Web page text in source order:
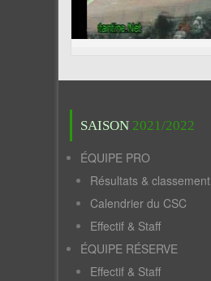
SAISON 2021/2022
ÉQUIPE PRO
Résultats & classement
Calendrier du CSC
Effectif & Staff
ÉQUIPE RÉSERVE
Effectif & Staff